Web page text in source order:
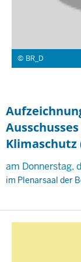
BR_D
Klimaschutz
am Donnerstag,
im Plenarsaal der